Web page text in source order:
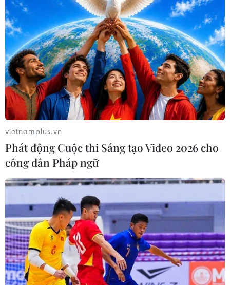
vietnamplus.vn
Phát động Cuộc thi Sáng tạo Video 2026 cho
công dân Pháp ngữ